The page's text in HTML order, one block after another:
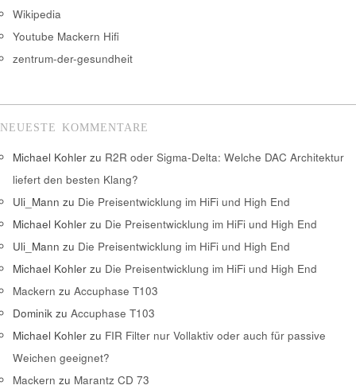
Wikipedia
Youtube Mackern Hifi
zentrum-der-gesundheit
NEUESTE KOMMENTARE
Michael Kohler zu R2R oder Sigma-Delta: Welche DAC Architektur
liefert den besten Klang?
Uli_Mann zu Die Preisentwicklung im HiFi und High End
Michael Kohler zu Die Preisentwicklung im HiFi und High End
Uli_Mann zu Die Preisentwicklung im HiFi und High End
Michael Kohler zu Die Preisentwicklung im HiFi und High End
Mackern zu Accuphase T103
Dominik zu Accuphase T103
Michael Kohler zu FIR Filter nur Vollaktiv oder auch für passive
Weichen geeignet?
Mackern zu Marantz CD 73